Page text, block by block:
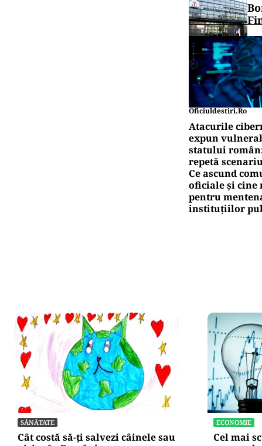
Oficiuldestiri.ro
Atacurile
expun
statului
repetă
Ce ascund
oficiale și cine
pentru
instituțiilor
SĂNĂTATE
Cât costă să-ți salvezi câinele sau
ECONOMIE
Cel mai